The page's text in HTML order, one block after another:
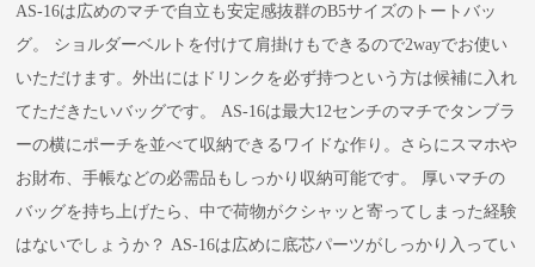
AS-16は広めのマチで自立も安定感抜群のB5サイズのトートバッ
グ。 ショルダーベルトを付けて肩掛けもできるので2wayでお使い
いただけます。外出にはドリンクを必ず持つという方は候補に入れ
てただきたいバッグです。 AS-16は最大12センチのマチでタンブラ
ーの横にポーチを並べて収納できるワイドな作り。さらにスマホや
お財布、手帳などの必需品もしっかり収納可能です。 厚いマチの
バッグを持ち上げたら、中で荷物がクシャッと寄ってしまった経験
はないでしょうか？ AS-16は広めに底芯パーツがしっかり入ってい